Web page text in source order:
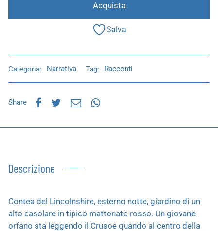
Acquista
Salva
Categoria: Narrativa Tag: Racconti
Share
Descrizione
Contea del Lincolnshire, esterno notte, giardino di un
alto casolare in tipico mattonato rosso. Un giovane
orfano sta leggendo il Crusoe quando al centro della